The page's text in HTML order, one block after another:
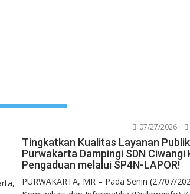
07/27/2026
Tingkatkan Kualitas Layanan
Purwakarta Dampingi SDN Ciwangi
Pengaduan melalui SP4N-LAPOR!
PURWAKARTA, MR – Pada Senin (27/07/